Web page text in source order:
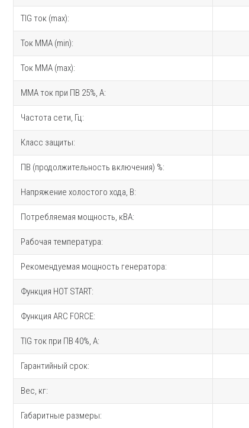
TIG ток (max):
Ток MMA (min):
Ток MMA (max):
MMA ток при ПВ 25%, A:
Частота сети, Гц:
Класс защиты:
ПВ (продолжительность включения) %:
Напряжение холостого хода, В:
Потребляемая мощность, кВА:
Рабочая температура:
Рекомендуемая мощность генератора:
Функция HOT START:
Функция ARC FORCE:
TIG ток при ПВ 40%, A:
Гарантийный срок:
Вес, кг:
Габаритные размеры: